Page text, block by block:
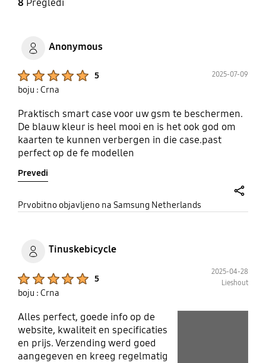
8 Pregledi
Anonymous
5 2025-07-09
boju : Crna
Praktisch smart case voor uw gsm te beschermen.
De blauw kleur is heel mooi en is het ook god om
kaarten te kunnen verbergen in die case.past
perfect op de fe modellen
Prevedi
Prvobitno objavljeno na Samsung Netherlands
Tinuskebicycle
5
2025-04-28
Lieshout
boju : Crna
Alles perfect, goede info op de
website, kwaliteit en specificaties
en prijs. Verzending werd goed
aangegeven en kreeg regelmatig